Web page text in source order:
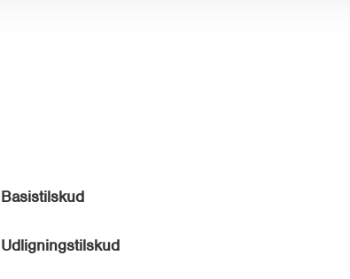
Basistilskud
Udligningstilskud